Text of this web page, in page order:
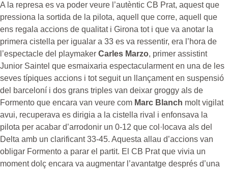
A la represa es va poder veure l’autèntic CB Prat, aquest que
pressiona la sortida de la pilota, aquell que corre, aquell que
ens regala accions de qualitat i Girona tot i que va anotar la
primera cistella per igualar a 33 es va ressentir, era l’hora de
l’espectacle del playmaker Carles Marzo, primer assistint
Junior Saintel que esmaixaria espectacularment en una de les
seves típiques accions i tot seguit un llançament en suspensió
del barceloní i dos grans triples van deixar groggy als de
Formento que encara van veure com Marc Blanch molt vigilat
avui, recuperava es dirigia a la cistella rival i enfonsava la
pilota per acabar d’arrodonir un 0-12 que col·locava als del
Delta amb un clarificant 33-45. Aquesta allau d’accions van
obligar Formento a parar el partit. El CB Prat que vivia un
moment dolç encara va augmentar l’avantatge després d’una